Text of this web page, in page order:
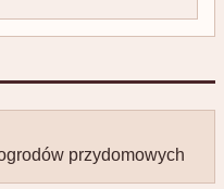
przydomowych